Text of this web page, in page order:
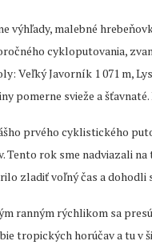
výhľady, malebné
cykloputovania,
Veľký Javorník 1 071 m,
pomerne svieže a
prvého cyklistického
Tento rok sme nadviazali
zladiť voľný čas a dohodli
ranným rýchlikom sa
tropických horúčav a tu v